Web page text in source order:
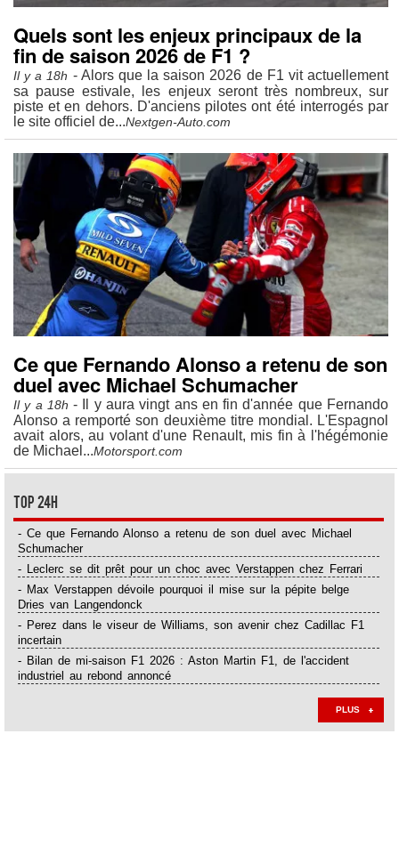
Quels sont les enjeux principaux de la
fin de saison 2026 de F1 ?
Il y a 18h - Alors que la saison 2026 de F1 vit actuellement
sa pause estivale, les enjeux seront très nombreux, sur
piste et en dehors. D'anciens pilotes ont été interrogés par
le site officiel de...Nextgen-Auto.com
Ce que Fernando Alonso a retenu de son
duel avec Michael Schumacher
Il y a 18h - Il y aura vingt ans en fin d'année que Fernando
Alonso a remporté son deuxième titre mondial. L'Espagnol
avait alors, au volant d'une Renault, mis fin à l'hégémonie
de Michael...Motorsport.com
Top 24H
- Ce que Fernando Alonso a retenu de son duel avec Michael
Schumacher
- Leclerc se dit prêt pour un choc avec Verstappen chez Ferrari
- Max Verstappen dévoile pourquoi il mise sur la pépite belge
Dries van Langendonck
- Perez dans le viseur de Williams, son avenir chez Cadillac F1
incertain
- Bilan de mi-saison F1 2026 : Aston Martin F1, de l'accident
industriel au rebond annoncé
PLUS